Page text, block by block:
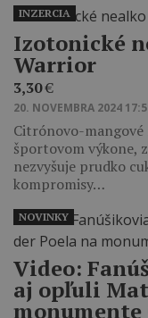
Izotonické
Warrior
3,30€
20. NOVEMBRA 2024
Citrónovo-mangové
športovom výkone,
nezvyšuje prudko
kompromisy…
INZERCIA
Video:
aj opľuli
monumente
NOVINKY